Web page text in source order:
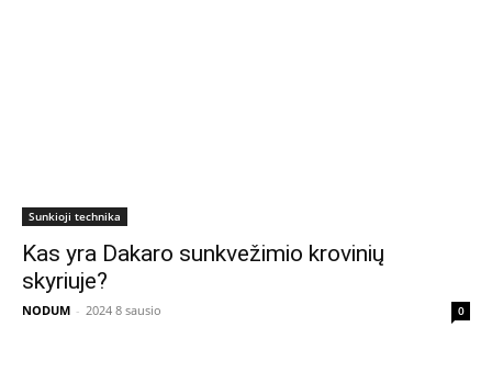
Sunkioji technika
Kas yra Dakaro sunkvežimio krovinių
skyriuje?
NODUM - 2024 8 sausio 0